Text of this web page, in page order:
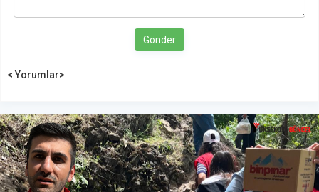
Gönder
< Yorumlar>